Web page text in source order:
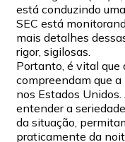
está conduzindo
SEC está
mais detalhes
rigor, sigilosas.
Portanto, é vital que
compreendam que
nos Estados
entender a
da situação,
praticamente da